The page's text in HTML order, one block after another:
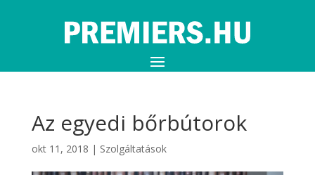
Az egyedi bőrbútorok
okt 11, 2018 | Szolgáltatások